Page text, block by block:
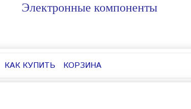
Электронные компоненты
КАК КУПИТЬ КОРЗИНА